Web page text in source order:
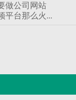
做公司网站
平台那么火...